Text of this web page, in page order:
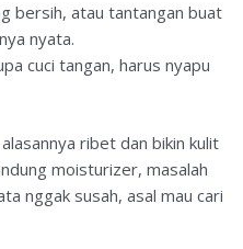
bersih, atau tantangan buat
nyata.
cuci tangan, harus nyapu
ribet dan bikin kulit
moisturizer, masalah
nggak susah, asal mau cari